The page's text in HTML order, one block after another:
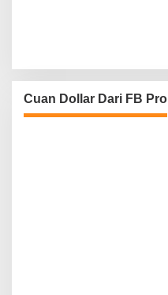
Cuan Dollar Dari FB Pro